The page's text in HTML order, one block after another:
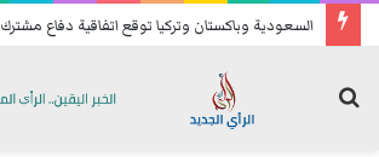
السعودية وباكستان وتركيا توقع اتفاقية دفاع مشترك